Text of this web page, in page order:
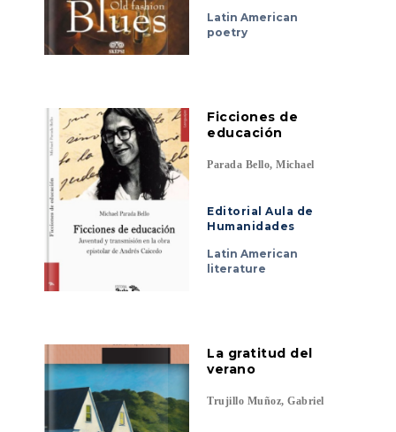
Latin American
poetry
Ficciones de
educación
Parada Bello, Michael
Editorial Aula de
Humanidades
Latin American
literature
La gratitud del
verano
Trujillo Muñoz, Gabriel